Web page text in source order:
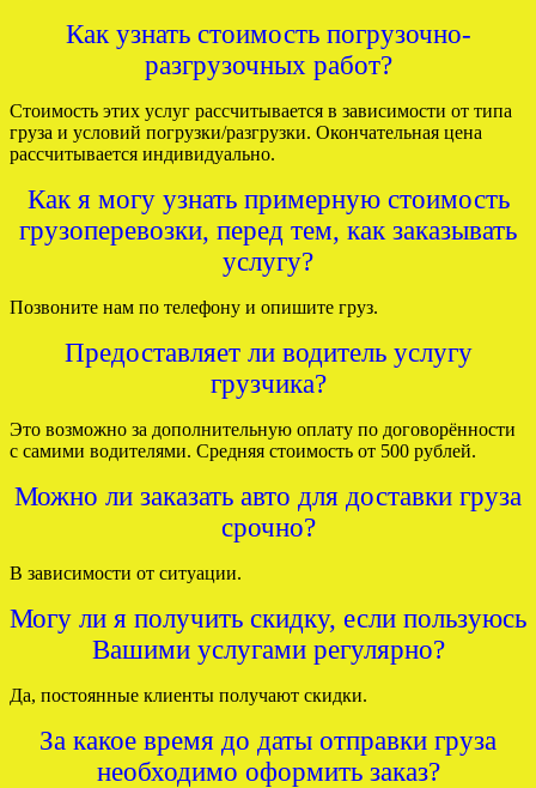
Как узнать стоимость погрузочно-
разгрузочных работ?
Стоимость этих услуг рассчитывается в зависимости от типа
груза и условий погрузки/разгрузки. Окончательная цена
рассчитывается индивидуально.
Как я могу узнать примерную стоимость
грузоперевозки, перед тем, как заказывать
услугу?
Позвоните нам по телефону и опишите груз.
Предоставляет ли водитель услугу
грузчика?
Это возможно за дополнительную оплату по договорённости
с самими водителями. Средняя стоимость от 500 рублей.
Можно ли заказать авто для доставки груза
срочно?
В зависимости от ситуации.
Могу ли я получить скидку, если пользуюсь
Вашими услугами регулярно?
Да, постоянные клиенты получают скидки.
За какое время до даты отправки груза
необходимо оформить заказ?